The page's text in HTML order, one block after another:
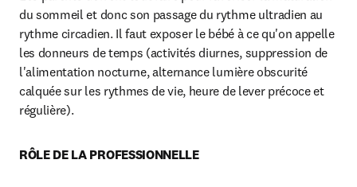
du sommeil et donc son passage du rythme ultradien au
rythme circadien. Il faut exposer le bébé à ce qu'on appelle
les donneurs de temps (activités diurnes, suppression de
l'alimentation nocturne, alternance lumière obscurité
calquée sur les rythmes de vie, heure de lever précoce et
régulière).
RÔLE DE LA PROFESSIONNELLE